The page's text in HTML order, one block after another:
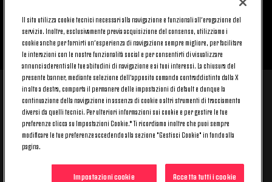
TORNA SU
© 2026 Juventus Football Club S.p.A.
Juventus Football Club S.p.A. Via Druento, 175 10151 Torino - Italia;
CONTACT CENTER (+39) 011.45.30.486. Il servizio è attivo dal lunedì al
venerdì (9-20) e il sabato (9-15), festivi esclusi.
Il costo del servizio varia in base al piano tariffario sottoscritto con il
proprio operatore telefonico e non prevede alcun costo aggiuntivo.
Il sito utilizza cookie tecnici necessari alla navigazione e funzionali all’erogazione del
servizio. Inoltre, esclusivamente previa acquisizione del consenso, utilizziamo i
cookie anche per fornirti un’esperienza di navigazione sempre migliore, per facilitare
le interazioni con le nostre funzionalità social e per consentirti di visualizzare
annunci aderenti alle tue abitudini di navigazione e ai tuoi interessi. La chiusura del
presente banner, mediante selezione dell’apposito comando contraddistinto dalla X
in alto a destra, comporta il permanere delle impostazioni di default e dunque la
continuazione della navigazione in assenza di cookie o altri strumenti di tracciamento
diversi da quelli tecnici. Per ulteriori informazioni sui cookie e per gestire le tue
preferenze clicca su Impostazioni Cookie.* Ti ricordiamo inoltre che puoi sempre
modificare le tue preferenze accedendo alla sezione "Gestisci Cookie" in fondo alla
pagina.
Accetta tutti i cookie
Impostazioni cookie